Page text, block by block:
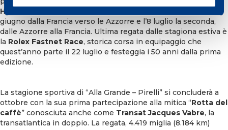
Horta-Les Sables
giugno dalla Francia verso le Azzorre e l’8 luglio la seconda,
dalle Azzorre alla Francia. Ultima regata dalle stagiona estiva è
la Rolex Fastnet Race, storica corsa in equipaggio che
quest’anno parte il 22 luglio e festeggia i 50 anni dalla prima
edizione.
La stagione sportiva di “Alla Grande – Pirelli” si concluderà a
ottobre con la sua prima partecipazione alla mitica “Rotta del
caffè” conosciuta anche come Transat Jacques Vabre, la
transatlantica in doppio. La regata, 4.419 miglia (8.184 km)